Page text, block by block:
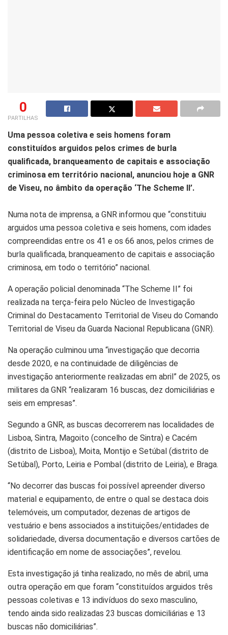
0
PARTILHAS
Uma pessoa coletiva e seis homens foram
constituídos arguidos pelos crimes de burla
qualificada, branqueamento de capitais e associação
criminosa em território nacional, anunciou hoje a GNR
de Viseu, no âmbito da operação ‘The Scheme II’.
Numa nota de imprensa, a GNR informou que “constituiu
arguidos uma pessoa coletiva e seis homens, com idades
compreendidas entre os 41 e os 66 anos, pelos crimes de
burla qualificada, branqueamento de capitais e associação
criminosa, em todo o território” nacional.
A operação policial denominada “The Scheme II” foi
realizada na terça-feira pelo Núcleo de Investigação
Criminal do Destacamento Territorial de Viseu do Comando
Territorial de Viseu da Guarda Nacional Republicana (GNR).
Na operação culminou uma “investigação que decorria
desde 2020, e na continuidade de diligências de
investigação anteriormente realizadas em abril” de 2025, os
militares da GNR “realizaram 16 buscas, dez domiciliárias e
seis em empresas”.
Segundo a GNR, as buscas decorrerem nas localidades de
Lisboa, Sintra, Magoito (concelho de Sintra) e Cacém
(distrito de Lisboa), Moita, Montijo e Setúbal (distrito de
Setúbal), Porto, Leiria e Pombal (distrito de Leiria), e Braga.
“No decorrer das buscas foi possível apreender diverso
material e equipamento, de entre o qual se destaca dois
telemóveis, um computador, dezenas de artigos de
vestuário e bens associados a instituições/entidades de
solidariedade, diversa documentação e diversos cartões de
identificação em nome de associações”, revelou.
Esta investigação já tinha realizado, no mês de abril, uma
outra operação em que foram “constituídos arguidos três
pessoas coletivas e 13 indivíduos do sexo masculino,
tendo ainda sido realizadas 23 buscas domiciliárias e 13
buscas não domiciliárias”.